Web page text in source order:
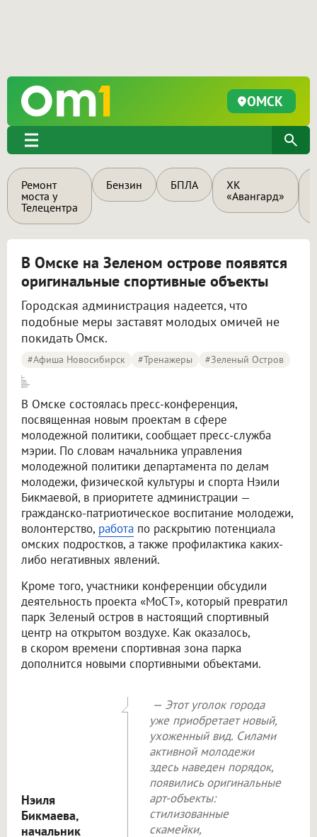
ОМСК
Ремонт
моста у
Телецентра
Бензин БПЛА
ХК
«Авангард»
В Омске на Зеленом острове появятся
оригинальные спортивные объекты
Городская администрация надеется, что
подобные меры заставят молодых омичей не
покидать Омск.
#Афиша Новосибирск #тренажеры #Зеленый Остров
В Омске состоялась пресс-конференция,
посвященная новым проектам в сфере
молодежной политики, сообщает пресс-служба
мэрии. По словам начальника управления
молодежной политики департамента по делам
молодежи, физической культуры и спорта Нэили
Бикмаевой, в приоритете администрации —
гражданско-патриотическое воспитание молодежи,
волонтерство, работа по раскрытию потенциала
омских подростков, а также профилактика каких-
либо негативных явлений.
Кроме того, участники конференции обсудили
деятельность проекта «МоСТ», который превратил
парк Зеленый остров в настоящий спортивный
центр на открытом воздухе. Как оказалось,
в скором времени спортивная зона парка
дополнится новыми спортивными объектами.
Нэиля
Бикмаева,
начальник
— Этот уголок города
уже приобретает новый,
ухоженный вид. Силами
активной молодежи
здесь наведен порядок,
появились оригинальные
арт-объекты:
стилизованные
скамейки,